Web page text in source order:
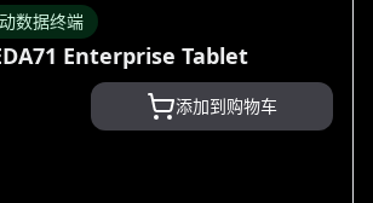
数据终端
Enterprise Tablet
添加到购物车